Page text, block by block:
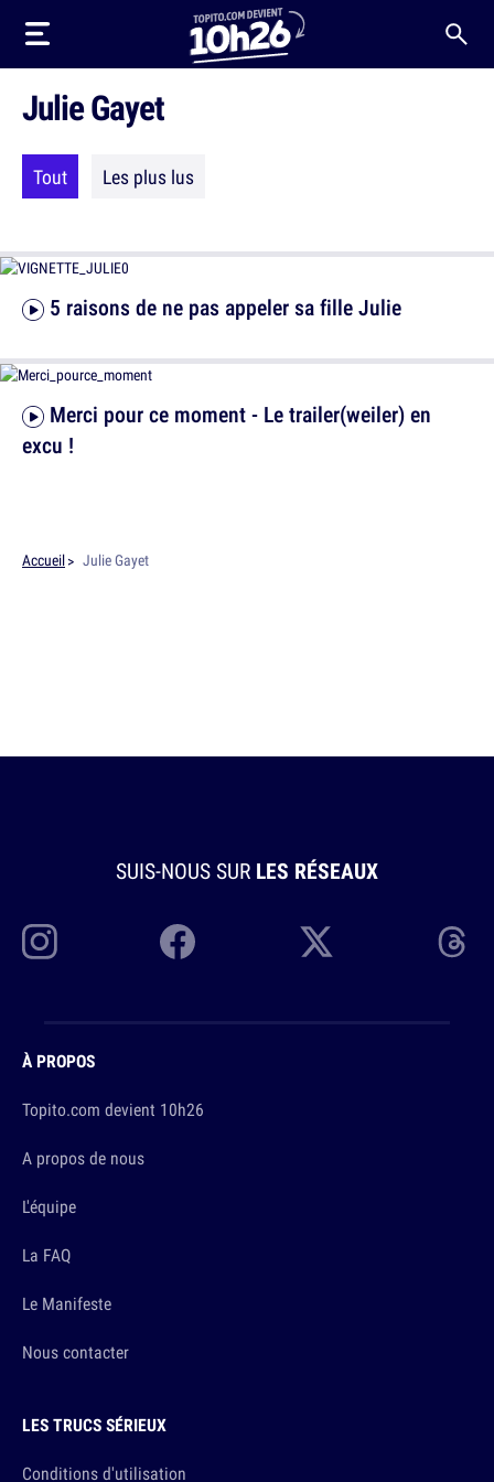
Julie Gayet
Tout Les plus lus
5 raisons de ne pas appeler sa fille Julie
excu !
Accueil Julie Gayet
SUIS-NOUS SUR LES RÉSEAUX
À PROPOS
Topito.com devient 10h26
A propos de nous
L'équipe
La FAQ
Le Manifeste
Nous contacter
LES TRUCS SÉRIEUX
Conditions d'utilisation